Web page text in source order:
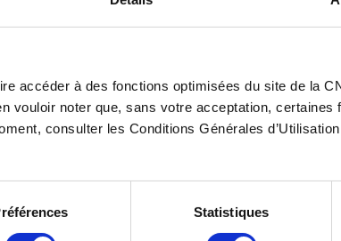
accéder à des fonctions optimisées du site de la
vouloir noter que, sans votre acceptation, certaines
consulter les Conditions Générales
Statistiques
avril 1959 relatif à la
nomenclature des
et la nature de leur rémunération.